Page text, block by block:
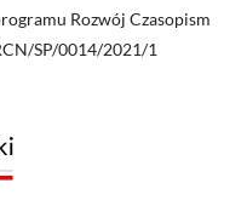
Rozwój Czasopism
SP/0014/2021/1